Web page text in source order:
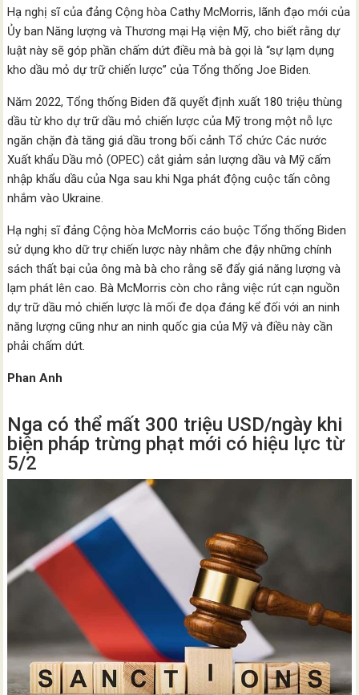
Hạ nghị sĩ của đảng Cộng hòa Cathy McMorris, lãnh đạo mới của
Ủy ban Năng lượng và Thương mại Hạ viện Mỹ, cho biết rằng dự
luật này sẽ góp phần chấm dứt điều mà bà gọi là “sự lạm dụng
kho dầu mỏ dự trữ chiến lược” của Tổng thống Joe Biden.
Năm 2022, Tổng thống Biden đã quyết định xuất 180 triệu thùng
dầu từ kho dự trữ dầu mỏ chiến lược của Mỹ trong một nỗ lực
ngăn chặn đà tăng giá dầu trong bối cảnh Tổ chức Các nước
Xuất khẩu Dầu mỏ (OPEC) cắt giảm sản lượng dầu và Mỹ cấm
nhập khẩu dầu của Nga sau khi Nga phát động cuộc tấn công
nhắm vào Ukraine.
Hạ nghị sĩ đảng Cộng hòa McMorris cáo buộc Tổng thống Biden
sử dụng kho dữ trự chiến lược này nhằm che đậy những chính
sách thất bại của ông mà bà cho rằng sẽ đẩy giá năng lượng và
lạm phát lên cao. Bà McMorris còn cho rằng việc rút cạn nguồn
dự trữ dầu mỏ chiến lược là mối đe dọa đáng kể đối với an ninh
năng lượng cũng như an ninh quốc gia của Mỹ và điều này cần
phải chấm dứt.
Phan Anh
Nga có thể mất 300 triệu USD/ngày khi
biện pháp trừng phạt mới có hiệu lực từ
5/2